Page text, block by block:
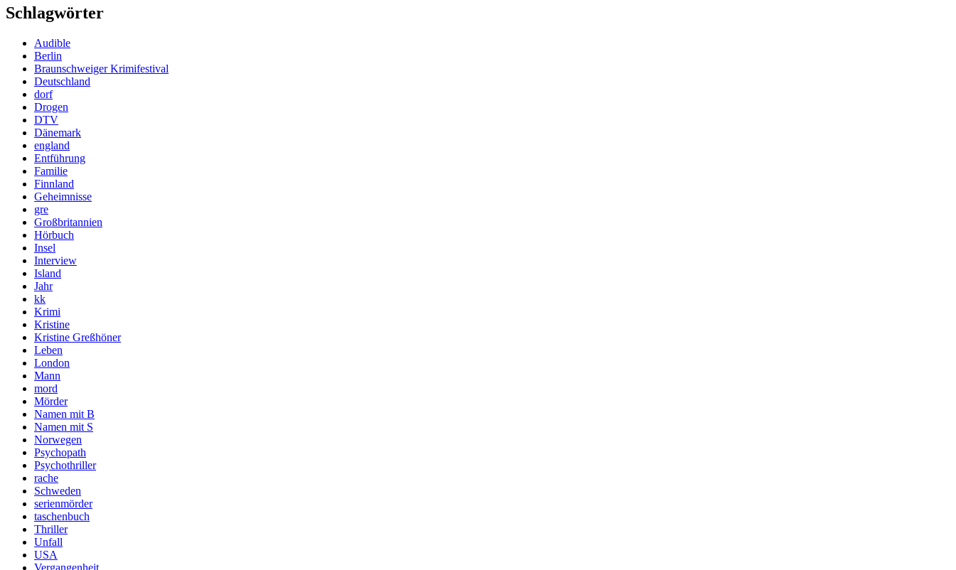
Schlagwörter
Audible
Berlin
Braunschweiger Krimifestival
Deutschland
dorf
Drogen
DTV
Dänemark
england
Entführung
Familie
Finnland
Geheimnisse
gre
Großbritannien
Hörbuch
Insel
Interview
Island
Jahr
kk
Krimi
Kristine
Kristine Greßhöner
Leben
London
Mann
mord
Mörder
Namen mit B
Namen mit S
Norwegen
Psychopath
Psychothriller
rache
Schweden
serienmörder
taschenbuch
Thriller
Unfall
USA
Vergangenheit